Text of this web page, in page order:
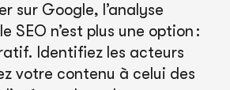
sur Google, l’analyse
SEO n’est plus une option :
Identifiez les acteurs
votre contenu à celui des